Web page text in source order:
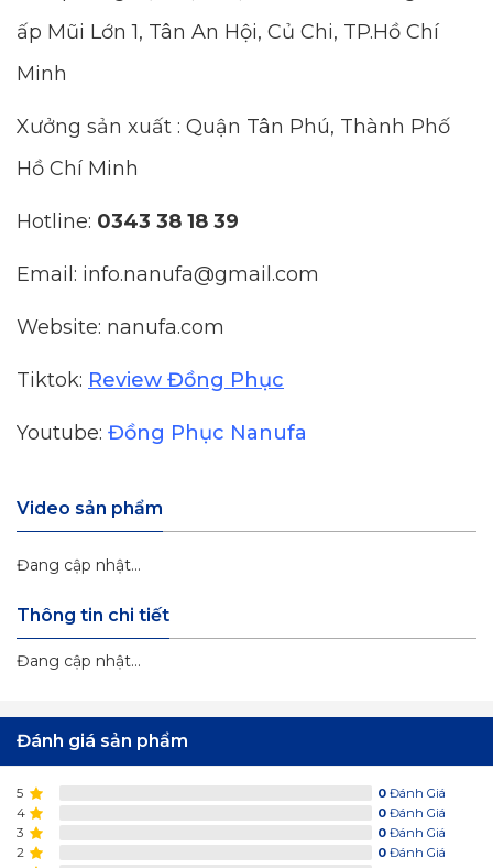
ấp Mũi Lớn 1, Tân An Hội, Củ Chi, TP.Hồ Chí
Minh
Xưởng sản xuất : Quận Tân Phú, Thành Phố
Hồ Chí Minh
Hotline: 0343 38 18 39
Email: info.nanufa@gmail.com
Website: nanufa.com
Tiktok: Review Đồng Phục
Youtube: Đồng Phục Nanufa
Video sản phẩm
Đang cập nhật...
Thông tin chi tiết
Đang cập nhật...
Đánh giá sản phẩm
5 0 Đánh Giá
4 0 Đánh Giá
3 0 Đánh Giá
2 0 Đánh Giá